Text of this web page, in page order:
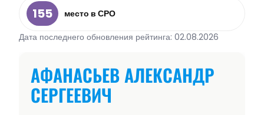
155
место в СРО
Дата последнего обновления рейтинга: 02.08.2026
АФАНАСЬЕВ АЛЕКСАНДР
СЕРГЕЕВИЧ